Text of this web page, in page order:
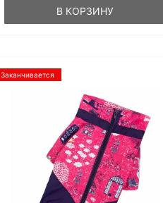
В КОРЗИНУ
Заканчивается